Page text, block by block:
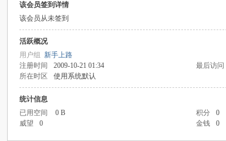
该会员签到详情
该会员从未签到
活跃概况
用户组 新手上路
注册时间
2009-10-21 01:34 最后访问
所在时区
使用系统默认
统计信息
已用空间
0 B 积分
0
威望
0 金钱 0